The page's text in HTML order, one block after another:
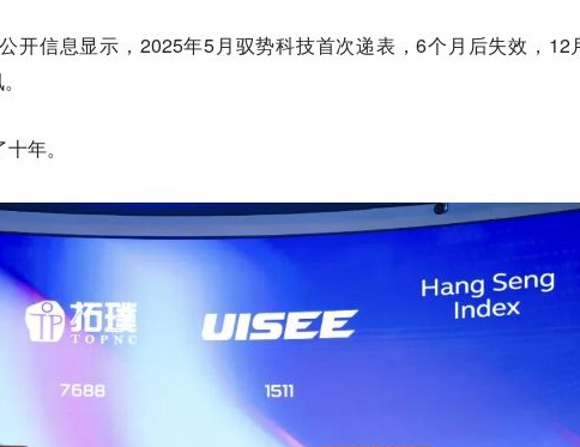
开信息显示，2025年5月驭势科技首次递表，6个月后失效，12
年。